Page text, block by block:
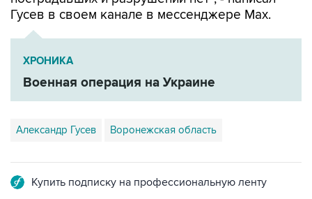
Гусев в своем канале в мессенджере Max.
ХРОНИКА
Военная операция на Украине
Александр Гусев Воронежская область
Купить подписку на профессиональную ленту